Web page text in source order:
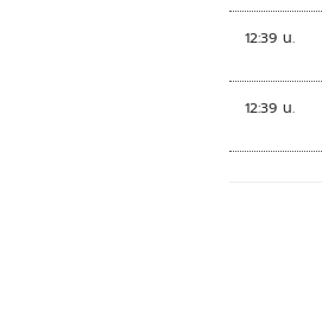
12:39 น.
12:39 น.